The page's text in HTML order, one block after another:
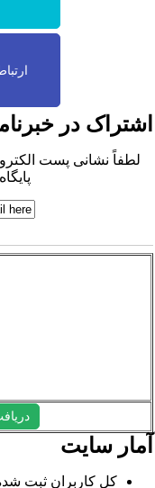
در
لطفاً نشانی پست
سایت
کل کاربران ثبت شده: 2011